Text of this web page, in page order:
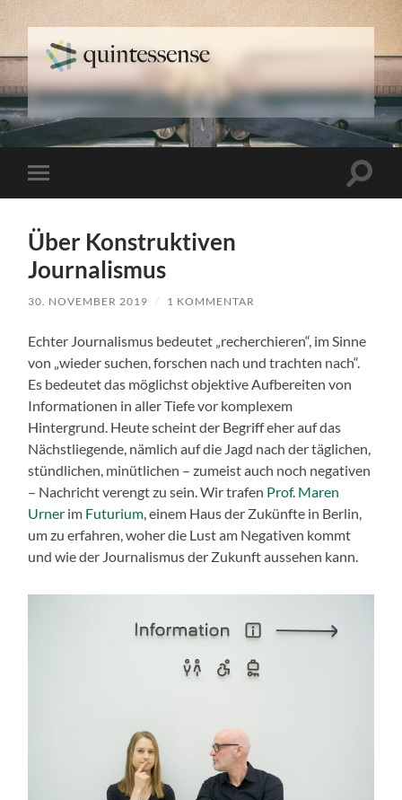
quintessense
Mobile-
Menü
Über Konstruktiven
Journalismus
30. NOVEMBER 2019 / 1 KOMMENTAR
Echter Journalismus bedeutet „recherchieren“, im Sinne
von „wieder suchen, forschen nach und trachten nach“.
Es bedeutet das möglichst objektive Aufbereiten von
Informationen in aller Tiefe vor komplexem
Hintergrund. Heute scheint der Begriff eher auf das
Nächstliegende, nämlich auf die Jagd nach der täglichen,
stündlichen, minütlichen – zumeist auch noch negativen
– Nachricht verengt zu sein. Wir trafen Prof. Maren
Urner im Futurium, einem Haus der Zukünfte in Berlin,
um zu erfahren, woher die Lust am Negativen kommt
und wie der Journalismus der Zukunft aussehen kann.